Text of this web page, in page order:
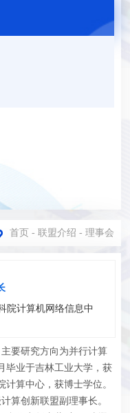
首页 - 联盟介绍 - 理事会
院计算机网络信息中
要研究方向为并行计算
毕业于吉林工业大学，获
计算中心，获博士学位。
算创新联盟副理事长。